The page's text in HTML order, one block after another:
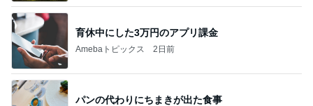
育休中にした3万円のアプリ課金
Amebaトピックス 2日前
パンの代わりにちまきが出た食事